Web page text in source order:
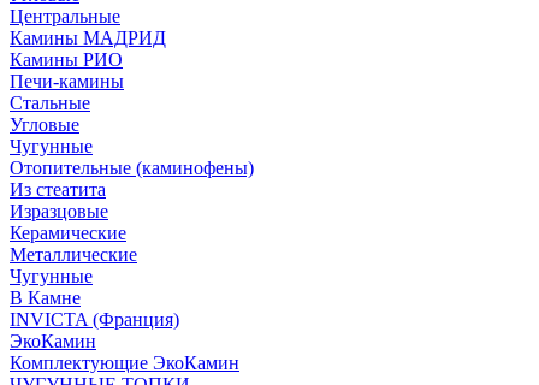
Центральные
Камины МАДРИД
Камины РИО
Печи-камины
Стальные
Угловые
Чугунные
Отопительные (каминофены)
Из стеатита
Изразцовые
Керамические
Металлические
Чугунные
В Камне
INVICTA (Франция)
ЭкоКамин
Комплектующие ЭкоКамин